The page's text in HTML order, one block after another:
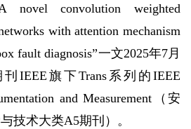
novel convolution weighted
with attention mechanism
fault diagnosis”一文2025年7月
IEEE旗下Trans系列的IEEE
and Measurement（安
技术大类A5期刊）。